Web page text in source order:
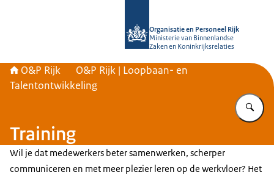
Organisatie en Personeel Rijk
Ministerie van Binnenlandse
Zaken en Koninkrijksrelaties
O&P Rijk
O&P Rijk | Loopbaan- en
Talentontwikkeling
Training
Wil je dat medewerkers beter samenwerken, scherper
communiceren en met meer plezier leren op de werkvloer? Het